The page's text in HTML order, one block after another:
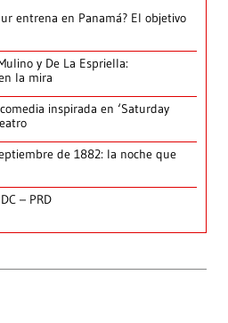
entrena en Panamá? El objetivo
y De La Espriella:
la mira
inspirada en ‘Saturday
de 1882: la noche que
– PRD